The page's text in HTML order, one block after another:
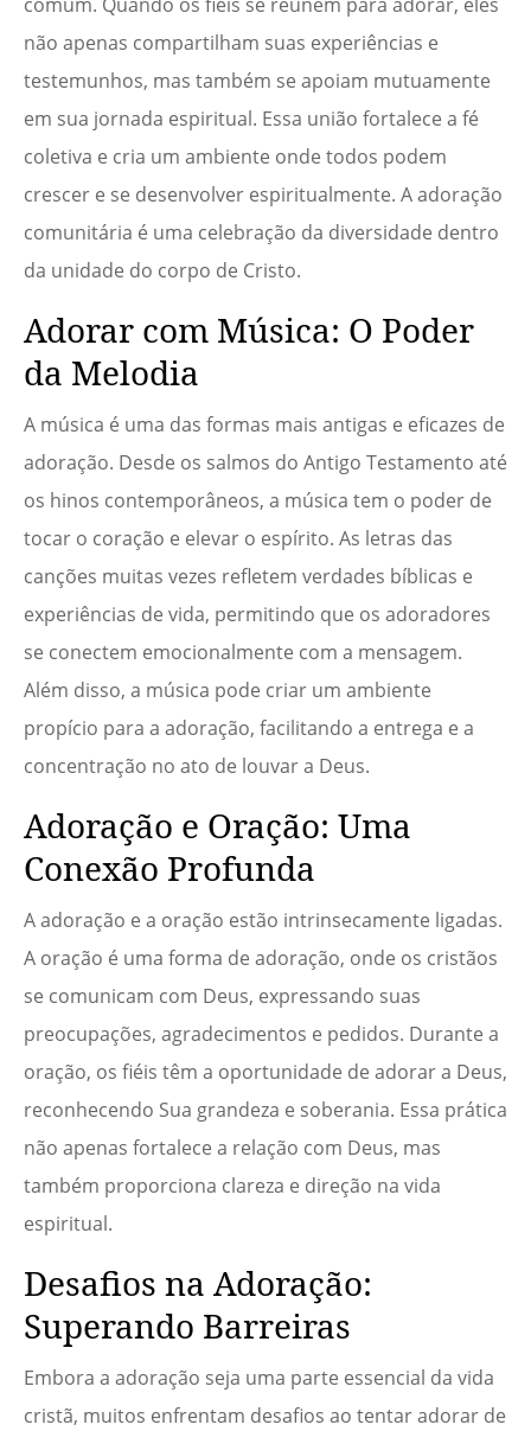
não apenas compartilham suas experiências e
testemunhos, mas também se apoiam mutuamente
em sua jornada espiritual. Essa união fortalece a fé
coletiva e cria um ambiente onde todos podem
crescer e se desenvolver espiritualmente. A adoração
comunitária é uma celebração da diversidade dentro
da unidade do corpo de Cristo.
Adorar com Música: O Poder
da Melodia
A música é uma das formas mais antigas e eficazes de
adoração. Desde os salmos do Antigo Testamento até
os hinos contemporâneos, a música tem o poder de
tocar o coração e elevar o espírito. As letras das
canções muitas vezes refletem verdades bíblicas e
experiências de vida, permitindo que os adoradores
se conectem emocionalmente com a mensagem.
Além disso, a música pode criar um ambiente
propício para a adoração, facilitando a entrega e a
concentração no ato de louvar a Deus.
Adoração e Oração: Uma
Conexão Profunda
A adoração e a oração estão intrinsecamente ligadas.
A oração é uma forma de adoração, onde os cristãos
se comunicam com Deus, expressando suas
preocupações, agradecimentos e pedidos. Durante a
oração, os fiéis têm a oportunidade de adorar a Deus,
reconhecendo Sua grandeza e soberania. Essa prática
não apenas fortalece a relação com Deus, mas
também proporciona clareza e direção na vida
espiritual.
Desafios na Adoração:
Superando Barreiras
Embora a adoração seja uma parte essencial da vida
cristã, muitos enfrentam desafios ao tentar adorar de